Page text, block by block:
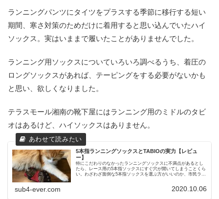
ランニングパンツにタイツをプラスする季節に移行する短い
期間、寒さ対策のためだけに着用すると思い込んでいたハイ
ソックス。実はいままで履いたことがありませんでした。
ランニング用ソックスについていろいろ調べるうち、着圧の
ロングソックスがあれば、テーピングをする必要がないかも
と思い、欲しくなりました。
テラスモール湘南の靴下屋にはランニング用のミドルのタビ
オはあるけど、ハイソックスはありません。
5本指ランニングソックスとTABIOの実力【レビュ
ー】
特にこだわりのなかったランニングソックスに不満点があるとし
たら、レース用の5本指ソックスにすぐ穴が開いてしまうことくら
い。わざわざ面倒な5本指ソックスを選ぶ方がいいのか、市民ラン
sub4-ever.com 2020.10.06